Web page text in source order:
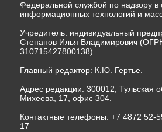
Федеральной службой по надзору в
информационных технологий и
Учредитель: индивидуальный
Степанов Илья Владимирович
310715427800138).
Главный редактор: К.Ю. Гертье.
Адрес редакции: 300012, Тульская
Михеева, 17, офис 304.
Контактные телефоны: +7 4872 52-
17